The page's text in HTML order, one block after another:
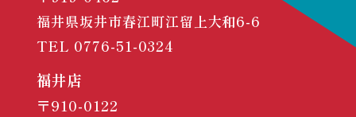
福井県坂井市春江町江留上大和6-6
TEL 0776-51-0324
福井店
〒910-0122